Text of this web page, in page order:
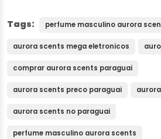
Tags: perfume masculino aurora
aurora scents mega eletronicos
comprar aurora scents paraguai
aurora scents preco paraguai
aurora scents no paraguai
perfume masculino aurora scents